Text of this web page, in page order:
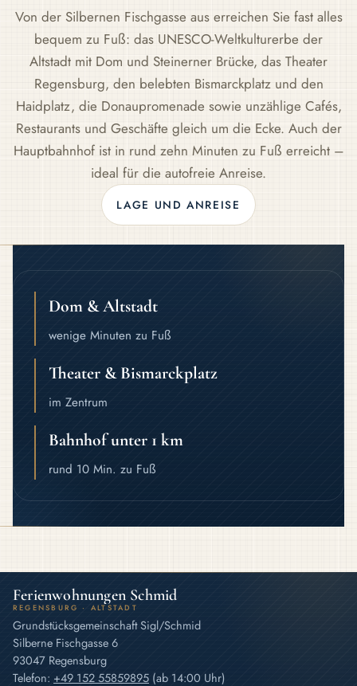
Von der Silbernen Fischgasse aus erreichen Sie fast alles
bequem zu Fuß: das UNESCO-Weltkulturerbe der
Altstadt mit Dom und Steinerner Brücke, das Theater
Regensburg, den belebten Bismarckplatz und den
Haidplatz, die Donaupromenade sowie unzählige Cafés,
Restaurants und Geschäfte gleich um die Ecke. Auch der
Hauptbahnhof ist in rund zehn Minuten zu Fuß erreicht –
ideal für die autofreie Anreise.
LAGE UND ANREISE
Dom & Altstadt
wenige Minuten zu Fuß
Theater & Bismarckplatz
im Zentrum
Bahnhof unter 1 km
rund 10 Min. zu Fuß
Ferienwohnungen Schmid
REGENSBURG · ALTSTADT
Grundstücksgemeinschaft Sigl/Schmid
Silberne Fischgasse 6
93047 Regensburg
Telefon: +49 152 55859895 (ab 14:00 Uhr)